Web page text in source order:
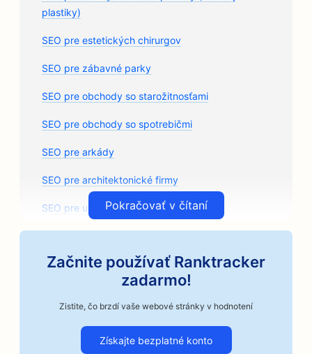
plastiky)
SEO pre estetických chirurgov
SEO pre zábavné parky
SEO pre obchody so starožitnosťami
SEO pre obchody so spotrebičmi
SEO pre arkády
SEO pre architektonické firmy
SEO pre umelecké triedy
SEO pre autoservisy
SEO pre remeselné pražiarne kávy
Pokračovať v čítaní
Začnite používať Ranktracker
zadarmo!
Zistite, čo brzdí vaše webové stránky v hodnotení
Získajte bezplatné konto